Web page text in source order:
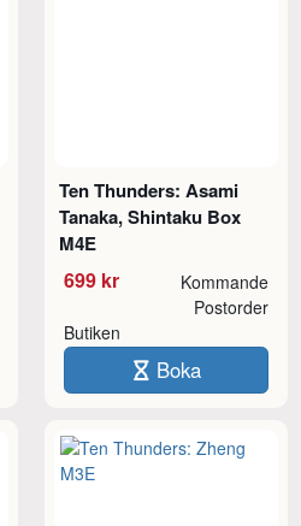
Ten Thunders: Asami
Tanaka, Shintaku Box
M4E
699 kr Kommande
Butiken
Postorder
Boka